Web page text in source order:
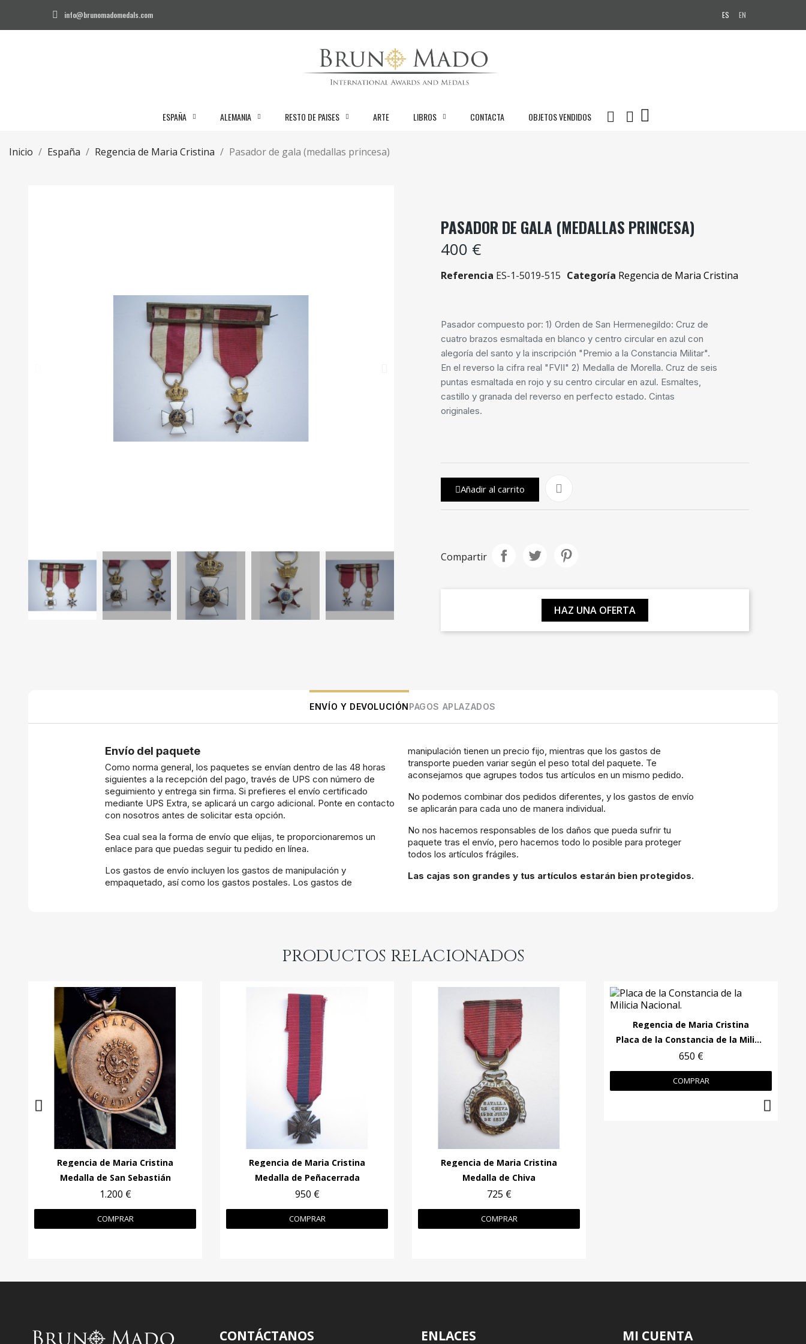
info@brunomadomedals.com ES EN
ESPAÑA ALEMANIA RESTO DE PAISES ARTE LIBROS CONTACTA OBJETOS VENDIDOS
Inicio España Regencia de Maria Cristina Pasador de gala (medallas princesa)
PASADOR DE GALA (MEDALLAS PRINCESA)
400 €
Referencia ES-1-5019-515 Categoría Regencia de Maria Cristina
Pasador compuesto por: 1) Orden de San Hermenegildo: Cruz de
cuatro brazos esmaltada en blanco y centro circular en azul con
alegoría del santo y la inscripción "Premio a la Constancia Militar".
En el reverso la cifra real "FVII" 2) Medalla de Morella. Cruz de seis
puntas esmaltada en rojo y su centro circular en azul. Esmaltes,
castillo y granada del reverso en perfecto estado. Cintas
originales.
Añadir al carrito
Compartir
HAZ UNA OFERTA
ENVÍO Y DEVOLUCIÓNPAGOS APLAZADOS
Envío del paquete
Como norma general, los paquetes se envían dentro de las 48 horas
siguientes a la recepción del pago, través de UPS con número de
seguimiento y entrega sin firma. Si prefieres el envío certificado
mediante UPS Extra, se aplicará un cargo adicional. Ponte en contacto
con nosotros antes de solicitar esta opción.
Sea cual sea la forma de envío que elijas, te proporcionaremos un
enlace para que puedas seguir tu pedido en línea.
Los gastos de envío incluyen los gastos de manipulación y
empaquetado, así como los gastos postales. Los gastos de
manipulación tienen un precio fijo, mientras que los gastos de
transporte pueden variar según el peso total del paquete. Te
aconsejamos que agrupes todos tus artículos en un mismo pedido.
No podemos combinar dos pedidos diferentes, y los gastos de envío
se aplicarán para cada uno de manera individual.
No nos hacemos responsables de los daños que pueda sufrir tu
paquete tras el envío, pero hacemos todo lo posible para proteger
todos los artículos frágiles.
Las cajas son grandes y tus artículos estarán bien protegidos.
PRODUCTOS RELACIONADOS
Regencia de Maria Cristina
Medalla de San Sebastián
1.200 €
COMPRAR
Regencia de Maria Cristina
Medalla de Peñacerrada
950 €
COMPRAR
Regencia de Maria Cristina
Medalla de Chiva
725 €
COMPRAR
Regencia de Maria Cristina
Placa de la Constancia de la Milicia Nacional.
650 €
COMPRAR
CONTÁCTANOS ENLACES MI CUENTA